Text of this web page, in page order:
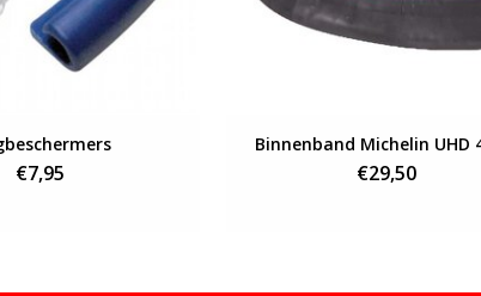
€7,95
Binnenband Michelin UHD
€29,50